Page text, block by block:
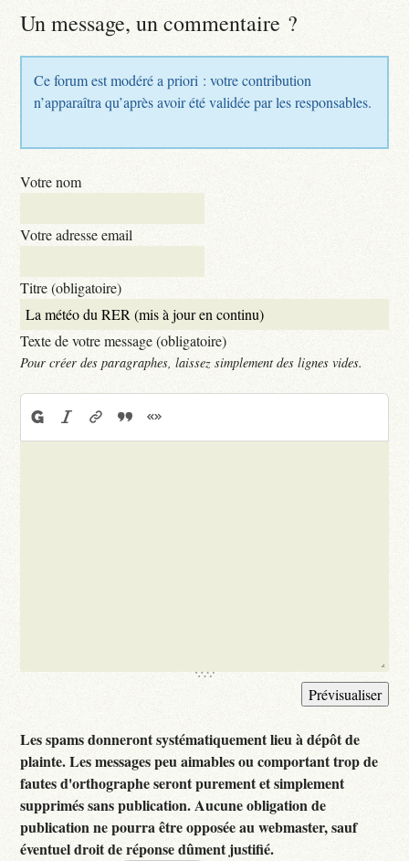
Un message, un commentaire ?
Ce forum est modéré a priori : votre contribution
n’apparaîtra qu’après avoir été validée par les responsables.
Votre nom
Votre adresse email
Titre (obligatoire)
Texte de votre message (obligatoire)
Pour créer des paragraphes, laissez simplement des lignes vides.
Les spams donneront systématiquement lieu à dépôt de
plainte. Les messages peu aimables ou comportant trop de
fautes d'orthographe seront purement et simplement
supprimés sans publication. Aucune obligation de
publication ne pourra être opposée au webmaster, sauf
éventuel droit de réponse dûment justifié.